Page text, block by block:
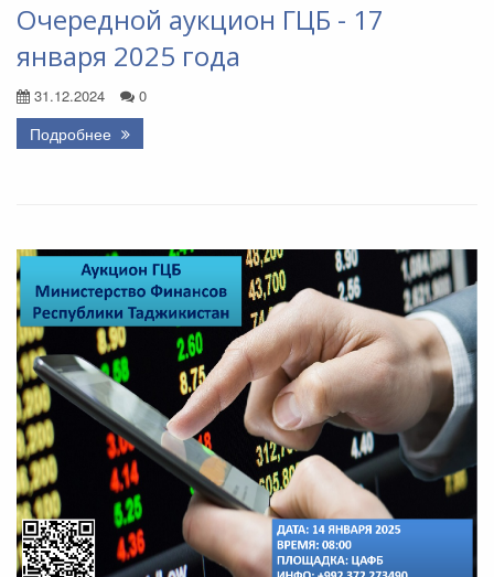
Очередной аукцион ГЦБ - 17
января 2025 года
31.12.2024 0
Подробнее